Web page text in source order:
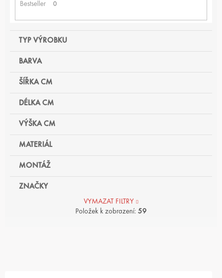
Bestseller 0
ZNAČKY
BARVA
DÉLKA CM
MATERIÁL
MONTÁŽ
ŠÍŘKA CM
TYP VÝROBKU
VÝŠKA CM
VYMAZAT FILTRY
Položek k zobrazení: 59